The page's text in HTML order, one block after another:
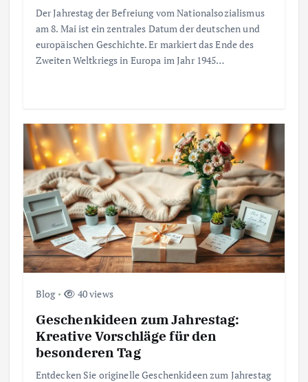
Der Jahrestag der Befreiung vom Nationalsozialismus
am 8. Mai ist ein zentrales Datum der deutschen und
europäischen Geschichte. Er markiert das Ende des
Zweiten Weltkriegs in Europa im Jahr 1945…
Blog 40 views
Geschenkideen zum Jahrestag:
Kreative Vorschläge für den
besonderen Tag
Entdecken Sie originelle Geschenkideen zum Jahrestag